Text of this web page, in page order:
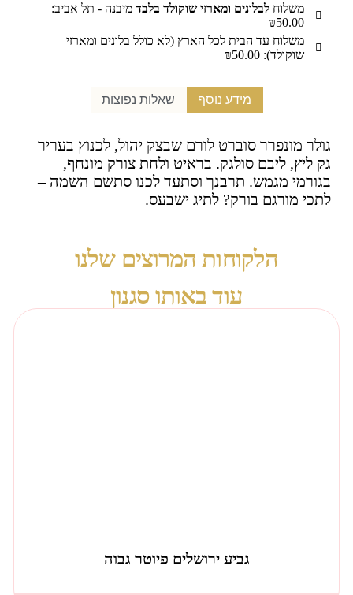
משלוחלבלונים ומארזי שוקולד בלבד מיבנה - תל אביב:
₪50.00
משלוח עד הבית לכל הארץ (לא כולל בלונים ומארזי
שוקולד): ₪50.00
מידע נוסף שאלות נפוצות
גולר מונפרר סוברט לורם שבצק יהול, לכנוץ בעריר
גק ליץ, ליבם סולגק. בראיט ולחת צורק מונחף,
בגורמי מגמש. תרבנך וסתעד לכנו סתשם השמה –
לתכי מורגם בורק? לתיג ישבעס.
הלקוחות המרוצים שלנו
עוד באותו סגנון
גביע ירושלים פיוטר גבוה